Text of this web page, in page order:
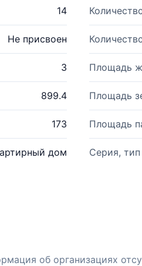
14
Не присвоен
3 Площадь
899.4 Площадь
173 Площадь
дом Серия,
об организациях